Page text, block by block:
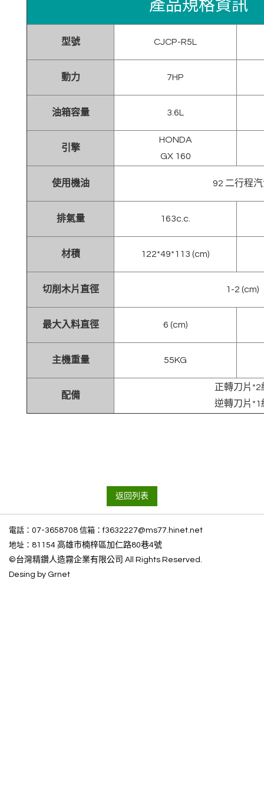
產品規格資訊
型號 CJCP-R5L
動力 7HP
油箱容量 3.6L
引擎
HONDA
GX 160
使用機油 92 二行程
排氣量 163c.c.
材積 122*49*113 (cm)
切削木片直徑 1-2 (cm)
最大入料直徑 6 (cm)
主機重量 55KG
配備
正轉刀片*2
逆轉刀片*1
返回列表
電話： 07-3658708 信箱：f3632227@ms77.hinet.net
地址： 81154 高雄市楠梓區加仁路80巷4號
©台灣精鑽人造霧企業有限公司 All Rights Reserved.
Desing by Grnet